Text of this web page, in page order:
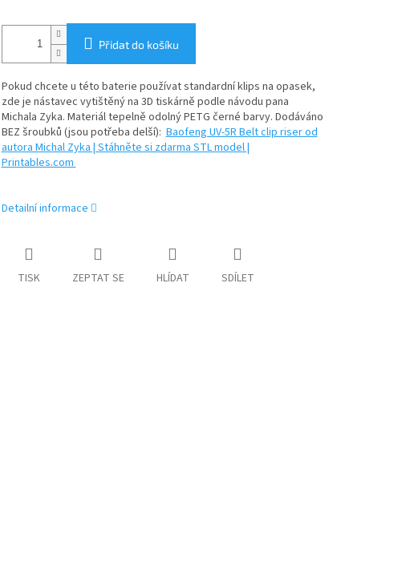
Přidat do košíku
Pokud chcete u této baterie používat standardní klips na opasek,
zde je nástavec vytištěný na 3D tiskárně podle návodu pana
Michala Zyka. Materiál tepelně odolný PETG černé barvy. Dodáváno
BEZ šroubků (jsou potřeba delší):Baofeng UV-5R Belt clip riser od
autora Michal Zyka | Stáhněte si zdarma STL model |
Printables.com
Detailní informace
TISK ZEPTAT SE HLÍDAT SDÍLET